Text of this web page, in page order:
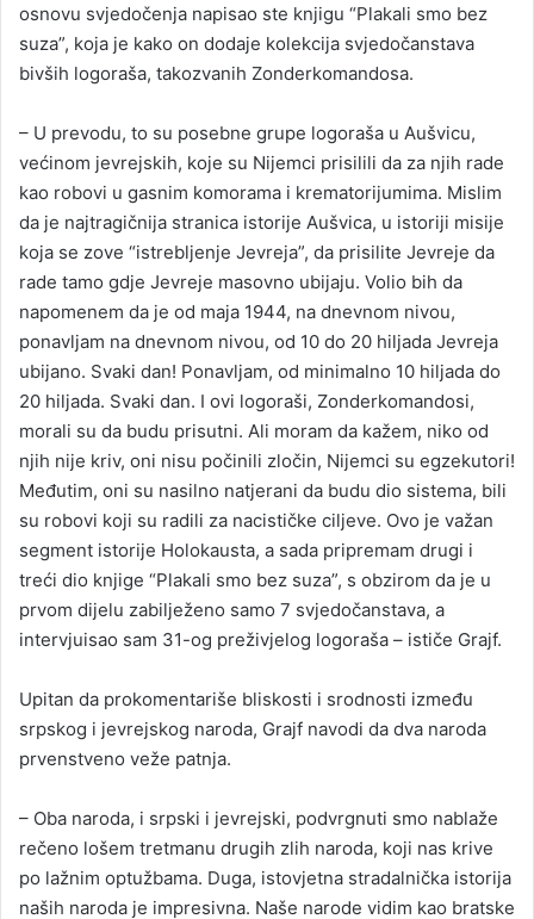
osnovu svjedočenja napisao ste knjigu “Plakali smo bez
suza”, koja je kako on dodaje kolekcija svjedočanstava
bivših logoraša, takozvanih Zonderkomandosa.
– U prevodu, to su posebne grupe logoraša u Aušvicu,
većinom jevrejskih, koje su Nijemci prisilili da za njih rade
kao robovi u gasnim komorama i krematorijumima. Mislim
da je najtragičnija stranica istorije Aušvica, u istoriji misije
koja se zove “istrebljenje Јevreja”, da prisilite Јevreje da
rade tamo gdje Јevreje masovno ubijaju. Volio bih da
napomenem da je od maja 1944, na dnevnom nivou,
ponavljam na dnevnom nivou, od 10 do 20 hiljada Јevreja
ubijano. Svaki dan! Ponavljam, od minimalno 10 hiljada do
20 hiljada. Svaki dan. I ovi logoraši, Zonderkomandosi,
morali su da budu prisutni. Ali moram da kažem, niko od
njih nije kriv, oni nisu počinili zločin, Nijemci su egzekutori!
Međutim, oni su nasilno natjerani da budu dio sistema, bili
su robovi koji su radili za nacističke ciljeve. Ovo je važan
segment istorije Holokausta, a sada pripremam drugi i
treći dio knjige “Plakali smo bez suza”, s obzirom da je u
prvom dijelu zabilježeno samo 7 svjedočanstava, a
intervjuisao sam 31-og preživjelog logoraša – ističe Grajf.
Upitan da prokomentariše bliskosti i srodnosti između
srpskog i jevrejskog naroda, Grajf navodi da dva naroda
prvenstveno veže patnja.
– Oba naroda, i srpski i jevrejski, podvrgnuti smo nablaže
rečeno lošem tretmanu drugih zlih naroda, koji nas krive
po lažnim optužbama. Duga, istovjetna stradalnička istorija
naših naroda je impresivna. Naše narode vidim kao bratske